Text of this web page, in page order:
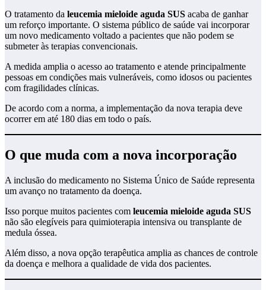
O tratamento da leucemia mieloide aguda SUS acaba de ganhar
um reforço importante. O sistema público de saúde vai incorporar
um novo medicamento voltado a pacientes que não podem se
submeter às terapias convencionais.
A medida amplia o acesso ao tratamento e atende principalmente
pessoas em condições mais vulneráveis, como idosos ou pacientes
com fragilidades clínicas.
De acordo com a norma, a implementação da nova terapia deve
ocorrer em até 180 dias em todo o país.
O que muda com a nova incorporação
A inclusão do medicamento no Sistema Único de Saúde representa
um avanço no tratamento da doença.
Isso porque muitos pacientes com leucemia mieloide aguda SUS
não são elegíveis para quimioterapia intensiva ou transplante de
medula óssea.
Além disso, a nova opção terapêutica amplia as chances de controle
da doença e melhora a qualidade de vida dos pacientes.